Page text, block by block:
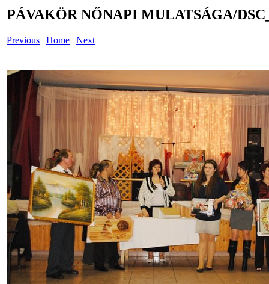
PÁVAKÖR NŐNAPI MULATSÁGA/
Previous | Home | Next